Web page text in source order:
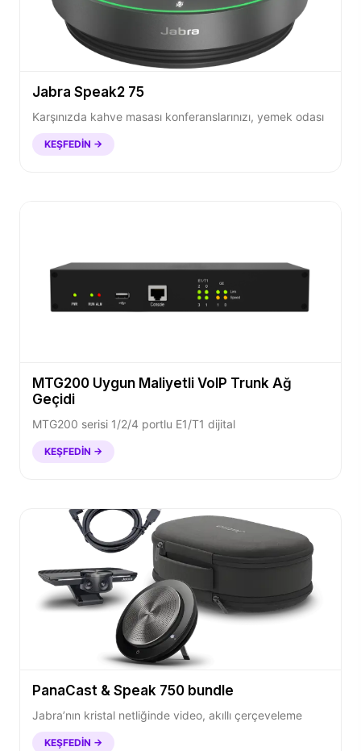
Jabra Speak2 75
Karşınızda kahve masası konferanslarınızı, yemek odası
KEŞFEDIN →
MTG200 Uygun Maliyetli VoIP Trunk Ağ
Geçidi
MTG200 serisi 1/2/4 portlu E1/T1 dijital
KEŞFEDIN →
PanaCast & Speak 750 bundle
Jabra’nın kristal netliğinde video, akıllı çerçeveleme
KEŞFEDIN →